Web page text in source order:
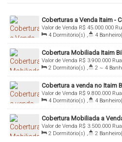
Coberturas a Venda Itaim -
Vagas
R$ 45.000.000
Valor de Venda
Pinheiros, 01451-020, Itaim Bibi,
4 Dormitório(s) , 4
Sala(s) , 4 Suíte(s) , Total:
542.00m²
Cobertura Mobiliada Itaim
R$ 3.900.000
Valor de Venda
04530-050, Itaim Bibi, São
2 Dormitório(s) , 2 ~ 4
Sala(s) , 2 Suíte(s) , Total:
107.00m²
Cobertura a venda no Itaim
R$ 9.800.000
Valor de Venda
04535-016, Itaim Bibi, São
4 Dormitório(s) , 4
Sala(s) , 4 Suíte(s) , Total:
345.00m²
Cobertura Mobiliada a
São Paulo
R$ 3.500.000
Valor de Venda
Pinheiros, São Paulo, São Paulo,
2 Dormitório(s) , 2